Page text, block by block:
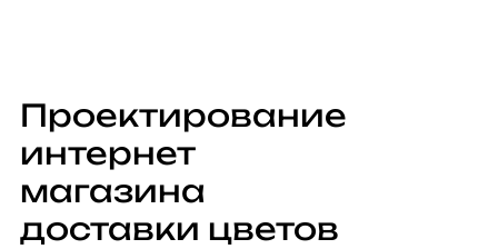
Проектирование
интернет
магазина
доставки цветов